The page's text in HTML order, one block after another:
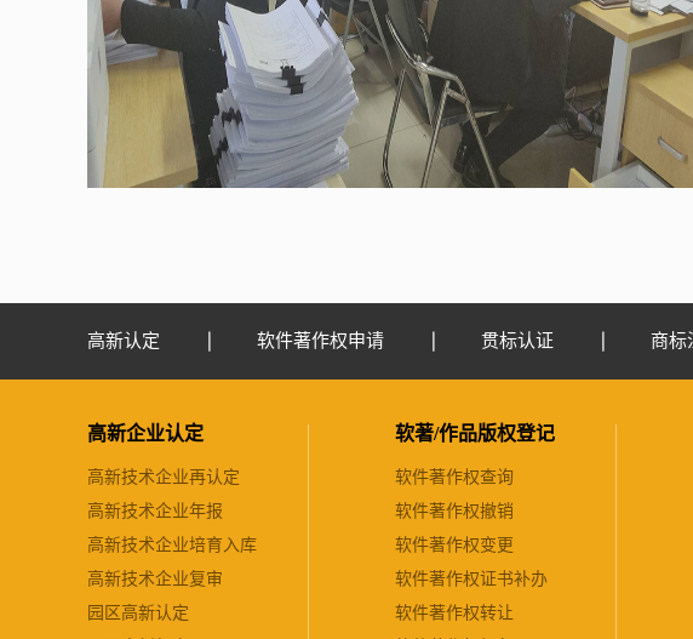
高新认定 软件著作权申请 贯标认证 商标
高新企业认定
高新技术企业再认定
高新技术企业年报
高新技术企业培育入库
高新技术企业复审
园区高新认定
软著/作品版权登记
软件著作权查询
软件著作权撤销
软件著作权变更
软件著作权证书补办
软件著作权转让